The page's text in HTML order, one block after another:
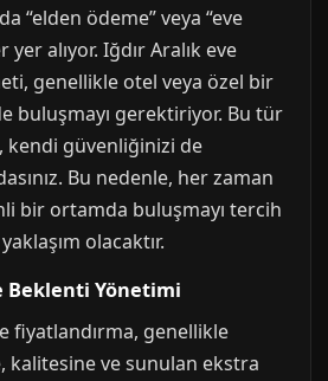
“elden ödeme” veya “eve
alıyor. Iğdır Aralık eve
genellikle otel veya özel bir
buluşmayı gerektiriyor. Bu tür
kendi güvenliğinizi de
Bu nedenle, her zaman
bir ortamda buluşmayı tercih
olacaktır.
Beklenti Yönetimi
fiyatlandırma, genellikle
kalitesine ve sunulan ekstra